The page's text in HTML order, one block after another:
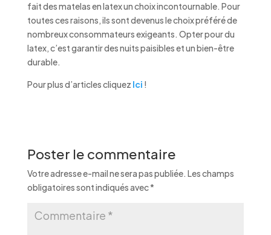
fait des matelas en latex un choix incontournable. Pour
toutes ces raisons, ils sont devenus le choix préféré de
nombreux consommateurs exigeants. Opter pour du
latex, c’est garantir des nuits paisibles et un bien-être
durable.
Pour plus d’articles cliquez Ici !
Poster le commentaire
Votre adresse e-mail ne sera pas publiée. Les champs
obligatoires sont indiqués avec*